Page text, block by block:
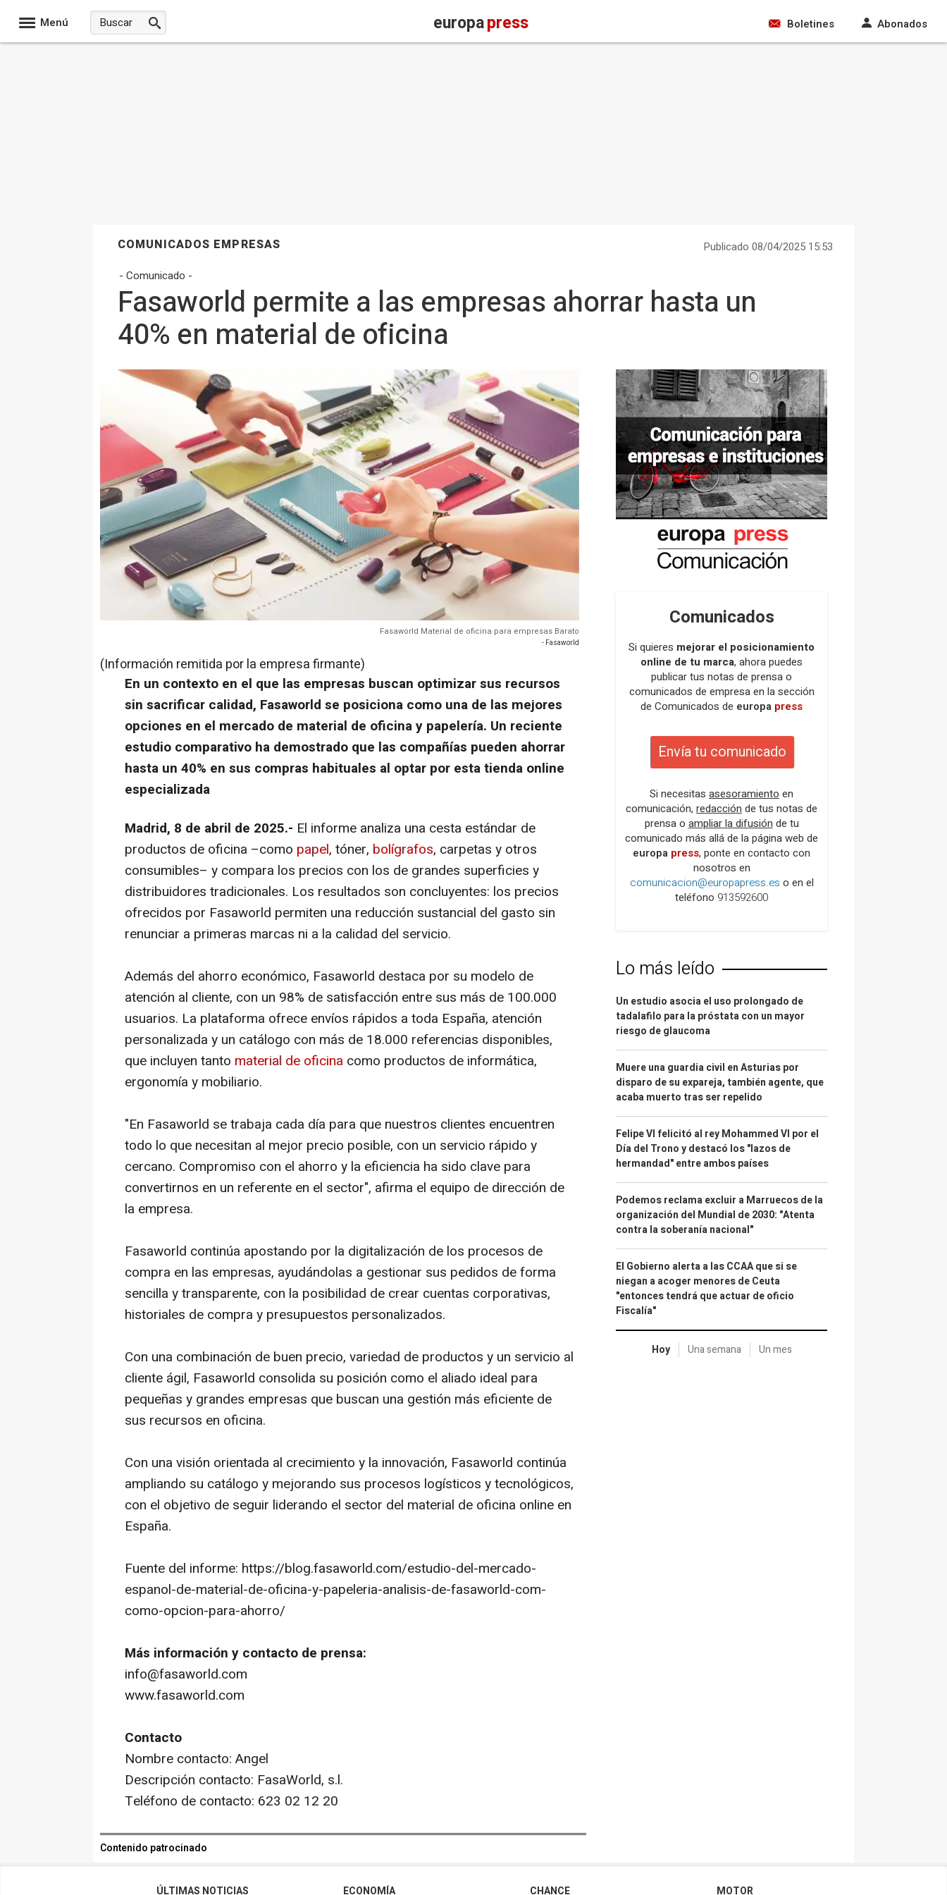
Menú europapress Boletines Abonados
COMUNICADOS EMPRESAS
Publicado 08/04/2025 15:53
- Comunicado -
Fasaworld permite a las empresas ahorrar hasta un
40% en material de oficina
Fasaworld Material de oficina para empresas Barato
- Fasaworld
(Información remitida por la empresa firmante)
En un contexto en el que las empresas buscan optimizar sus recursos
sin sacrificar calidad, Fasaworld se posiciona como una de las mejores
opciones en el mercado de material de oficina y papelería. Un reciente
estudio comparativo ha demostrado que las compañías pueden ahorrar
hasta un 40% en sus compras habituales al optar por esta tienda online
especializada
Madrid, 8 de abril de 2025.- El informe analiza una cesta estándar de
productos de oficina –como papel, tóner, bolígrafos, carpetas y otros
consumibles– y compara los precios con los de grandes superficies y
distribuidores tradicionales. Los resultados son concluyentes: los precios
ofrecidos por Fasaworld permiten una reducción sustancial del gasto sin
renunciar a primeras marcas ni a la calidad del servicio.
Además del ahorro económico, Fasaworld destaca por su modelo de
atención al cliente, con un 98% de satisfacción entre sus más de 100.000
usuarios. La plataforma ofrece envíos rápidos a toda España, atención
personalizada y un catálogo con más de 18.000 referencias disponibles,
que incluyen tanto material de oficina como productos de informática,
ergonomía y mobiliario.
"En Fasaworld se trabaja cada día para que nuestros clientes encuentren
todo lo que necesitan al mejor precio posible, con un servicio rápido y
cercano. Compromiso con el ahorro y la eficiencia ha sido clave para
convertirnos en un referente en el sector", afirma el equipo de dirección de
la empresa.
Fasaworld continúa apostando por la digitalización de los procesos de
compra en las empresas, ayudándolas a gestionar sus pedidos de forma
sencilla y transparente, con la posibilidad de crear cuentas corporativas,
historiales de compra y presupuestos personalizados.
Con una combinación de buen precio, variedad de productos y un servicio al
cliente ágil, Fasaworld consolida su posición como el aliado ideal para
pequeñas y grandes empresas que buscan una gestión más eficiente de
sus recursos en oficina.
Con una visión orientada al crecimiento y la innovación, Fasaworld continúa
ampliando su catálogo y mejorando sus procesos logísticos y tecnológicos,
con el objetivo de seguir liderando el sector del material de oficina online en
España.
Fuente del informe: https://blog.fasaworld.com/estudio-del-mercado-
espanol-de-material-de-oficina-y-papeleria-analisis-de-fasaworld-com-
como-opcion-para-ahorro/
Más información y contacto de prensa:
info@fasaworld.com
www.fasaworld.com
Contacto
Nombre contacto: Angel
Descripción contacto: FasaWorld, s.l.
Teléfono de contacto: 623 02 12 20
Contenido patrocinado
Comunicados
Si quieres mejorar el posicionamiento
online de tu marca, ahora puedes
publicar tus notas de prensa o
comunicados de empresa en la sección
de Comunicados de europa press
Envía tu comunicado
Si necesitas asesoramiento en
comunicación, redacción de tus notas de
prensa o ampliar la difusión de tu
comunicado más allá de la página web de
europa press, ponte en contacto con
nosotros en
comunicacion@europapress.es o en el
teléfono 913592600
Lo más leído
Un estudio asocia el uso prolongado de
tadalafilo para la próstata con un mayor
riesgo de glaucoma
Muere una guardia civil en Asturias por
disparo de su expareja, también agente, que
acaba muerto tras ser repelido
Felipe VI felicitó al rey Mohammed VI por el
Día del Trono y destacó los "lazos de
hermandad" entre ambos países
Podemos reclama excluir a Marruecos de la
organización del Mundial de 2030: "Atenta
contra la soberanía nacional"
El Gobierno alerta a las CCAA que si se
niegan a acoger menores de Ceuta
"entonces tendrá que actuar de oficio
Fiscalía"
Hoy Una semana Un mes
ÚLTIMAS NOTICIAS ECONOMÍA CHANCE MOTOR